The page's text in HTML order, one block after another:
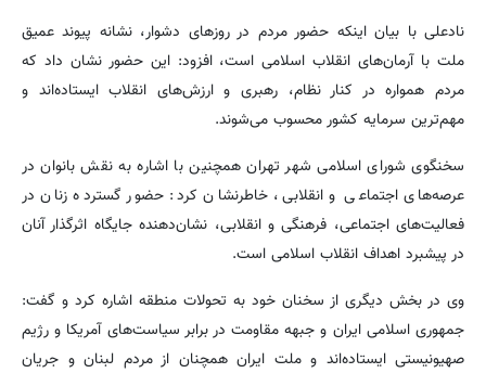
نادعلی با بیان اینکه حضور مردم در روزهای دشوار، نشانه پیوند عمیق
ملت با آرمان‌های انقلاب اسلامی است، افزود: این حضور نشان داد که
مردم همواره در کنار نظام، رهبری و ارزش‌های انقلاب ایستاده‌اند و
مهم‌ترین سرمایه کشور محسوب می‌شوند.
سخنگوی شورای اسلامی شهر تهران همچنین با اشاره به نقش بانوان در
عرصه‌های اجتماعی و انقلابی، خاطرنشان کرد: حضور گسترده زنان در
فعالیت‌های اجتماعی، فرهنگی و انقلابی، نشان‌دهنده جایگاه اثرگذار آنان
در پیشبرد اهداف انقلاب اسلامی است.
وی در بخش دیگری از سخنان خود به تحولات منطقه اشاره کرد و گفت:
جمهوری اسلامی ایران و جبهه مقاومت در برابر سیاست‌های آمریکا و رژیم
صهیونیستی ایستاده‌اند و ملت ایران همچنان از مردم لبنان و جریان